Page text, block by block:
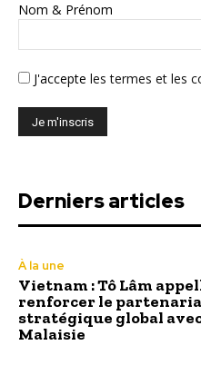
Nom & Prénom
J'accepte les termes et les
Derniers articles
À la une
Vietnam : Tô Lâm
renforcer le
stratégique global
Malaisie